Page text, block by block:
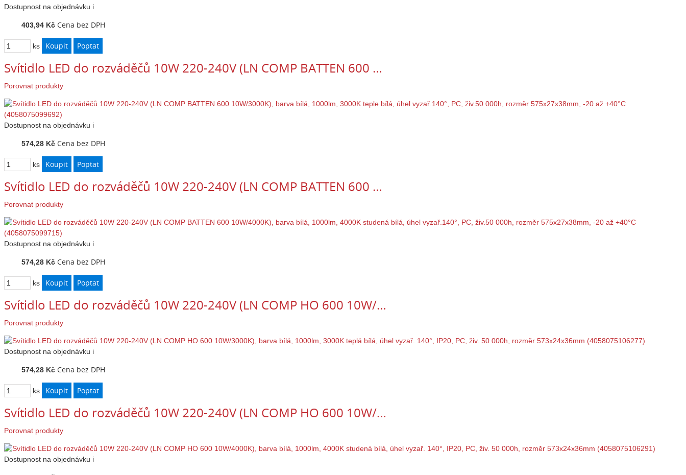
Dostupnost na objednávku i
403,94 Kč Cena bez DPH
ks
Svítidlo LED do rozváděčů 10W 220-240V (LN COMP BATTEN 600 …
Porovnat produkty
Dostupnost na objednávku i
574,28 Kč Cena bez DPH
ks
Svítidlo LED do rozváděčů 10W 220-240V (LN COMP BATTEN 600 …
Porovnat produkty
Dostupnost na objednávku i
574,28 Kč Cena bez DPH
ks
Svítidlo LED do rozváděčů 10W 220-240V (LN COMP HO 600 10W/…
Porovnat produkty
Dostupnost na objednávku i
574,28 Kč Cena bez DPH
ks
Svítidlo LED do rozváděčů 10W 220-240V (LN COMP HO 600 10W/…
Porovnat produkty
Dostupnost na objednávku i